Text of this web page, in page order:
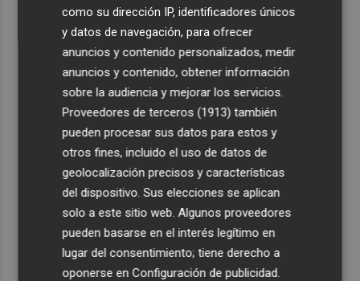
Activado el máximo nivel de preemergencia frente a
incendios en la Comunitat toda la jornada del eclipse
Bétera lleva su ‘aroma de somni’ a todos los rincones de
la Comunitat
Xàtiva restringirá el acceso al Castillo con vehículos
particulares durante el eclipse del próximo 12 de agosto
La convocatoria europea de gigafactorías de IA puede
activar una cadena industrial en centros de datos,
energía, 'cloud' y ciberseguridad
como su dirección IP, identificadores únicos
y datos de navegación, para ofrecer
anuncios y contenido personalizados, medir
anuncios y contenido, obtener información
sobre la audiencia y mejorar los servicios.
Proveedores de terceros (1913) también
pueden procesar sus datos para estos y
otros fines, incluido el uso de datos de
geolocalización precisos y características
del dispositivo. Sus elecciones se aplican
solo a este sitio web. Algunos proveedores
pueden basarse en el interés legítimo en
lugar del consentimiento; tiene derecho a
oponerse enConfiguración de publicidad.